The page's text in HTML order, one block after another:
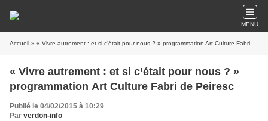
MENU
Accueil » « Vivre autrement : et si c’était pour nous ? » programmation Art Culture Fabri de Peiresc
« Vivre autrement : et si c’était pour nous ? »
programmation Art Culture Fabri de Peiresc
Publié le 04/02/2015 à 10:29
Par verdon-info